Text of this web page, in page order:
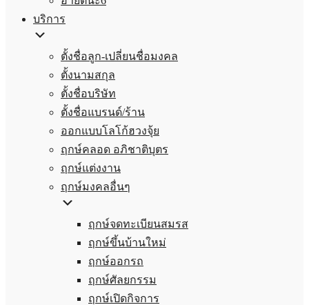
บริการ
ตั้งชื่อลูก-เปลี่ยนชื่อมงคล
ตั้งนามสกุล
ตั้งชื่อบริษัท
ตั้งชื่อแบรนด์/ร้าน
ออกแบบโลโก้ฮวงจุ้ย
ฤกษ์คลอด อภิชาติบุตร
ฤกษ์แต่งงาน
ฤกษ์มงคลอื่นๆ
ฤกษ์จดทะเบียนสมรส
ฤกษ์ขึ้นบ้านใหม่
ฤกษ์ออกรถ
ฤกษ์ศัลยกรรม
ฤกษ์เปิดกิจการ